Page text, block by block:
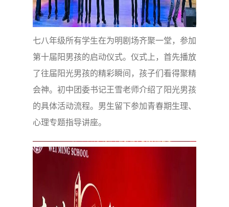
七八年级所有学生在为明剧场齐聚一堂，参加
第十届阳男孩的启动仪式。仪式上，首先播放
了往届阳光男孩的精彩瞬间，孩子们看得聚精
会神。初中团委书记王雪老师介绍了阳光男孩
的具体活动流程。男生留下参加青春期生理、
心理专题指导讲座。